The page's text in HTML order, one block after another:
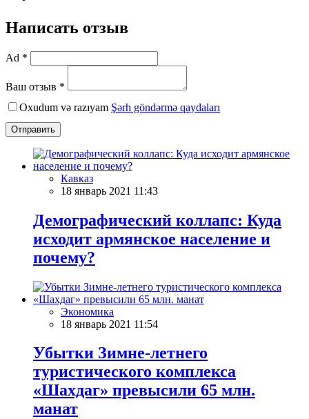
Написать отзыв
Ad *
Ваш отзыв *
Oxudum və razıyam Şərh göndərmə qaydaları
Отправить
Кавказ
18 январь 2021 11:43
Демографический коллапс: Куда
исходит армянское население и
почему?
Экономика
18 январь 2021 11:54
Убытки Зимне-летнего
туристического комплекса
«Шахдаг» превысили 65 млн.
манат